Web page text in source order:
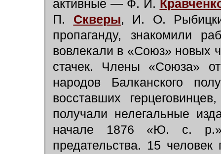
активные — Ф. И.
П. Скверы, И. О.
пропаганду, знакомили
вовлекали в «Союз» новых
стачек. Члены «Союза»
народов Балканского
восставших
получали нелегальные
начале 1876 «Ю. с. р.»
предательства. 15